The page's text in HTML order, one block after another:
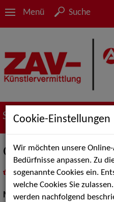
Menü Suche
Suche nach
Groove Garden
inMeine Merklistelegen
Musik:Pop, Rock & Tanzmusik
Cookie-Einstellungen
Wir möchten unsere
Bedürfnisse anpassen. Zu
sogenannte Cookies ein.
welche Cookies Sie
werden nachfolgend